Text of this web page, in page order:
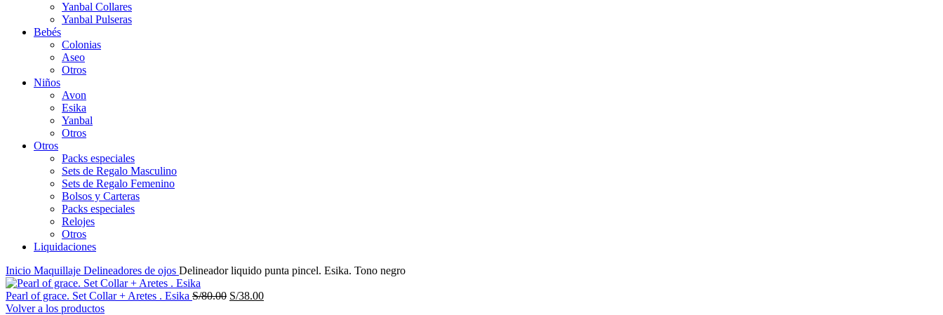
Yanbal Collares
Yanbal Pulseras
Bebés
Colonias
Aseo
Otros
Niños
Avon
Esika
Yanbal
Otros
Otros
Packs especiales
Sets de Regalo Masculino
Sets de Regalo Femenino
Bolsos y Carteras
Packs especiales
Relojes
Otros
Liquidaciones
Inicio Maquillaje Delineadores de ojos Delineador liquido punta pincel. Esika. Tono negro
Pearl of grace. Set Collar + Aretes . Esika S/80.00 El
S/38.00El
Volver a los productos